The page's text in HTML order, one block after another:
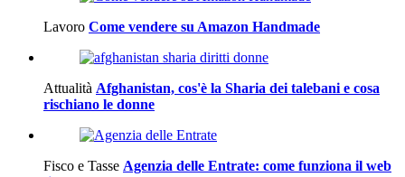
Lavoro Come vendere su Amazon Handmade
Attualità Afghanistan, cos'è la Sharia dei talebani e cosa
rischiano le donne
Fisco e Tasse Agenzia delle Entrate: come funziona il web